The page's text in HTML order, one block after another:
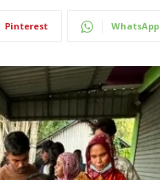
Pinterest WhatsApp